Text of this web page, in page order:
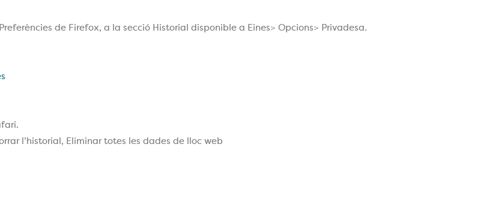
de Firefox, a la secció Historial disponible a Eines> Opcions> Privadesa.
l’historial, Eliminar totes les dades de lloc web